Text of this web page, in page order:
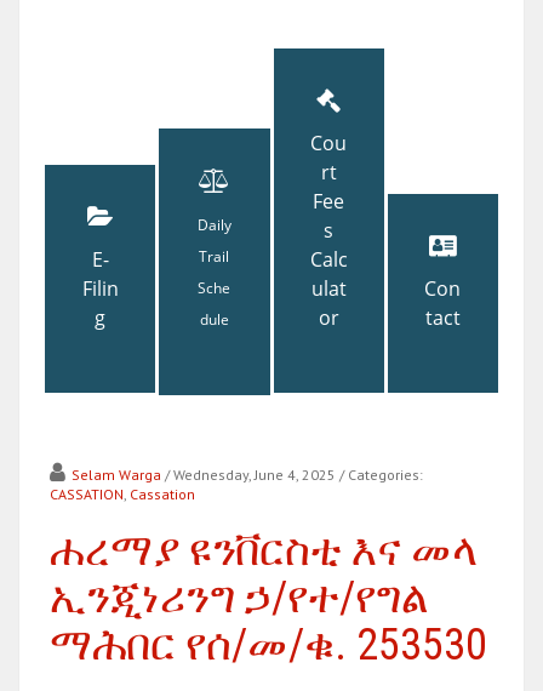
E-
Filin
g
Daily
Trail
Sche
dule
Cou
rt
Fee
s
Calc
ulat
or
Con
tact
Selam Warga / Wednesday, June 4, 2025 / Categories:
CASSATION, Cassation
ሐረማያ ዩንቨርስቲ እና መላ
ኢንጂነሪንግ ኃ/የተ/የግል
ማሕበር የሰ/መ/ቁ. 253530